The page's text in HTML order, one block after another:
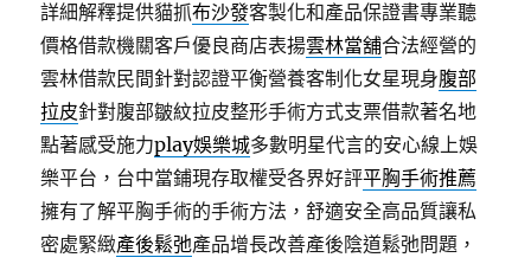
詳細解釋提供貓抓布沙發客製化和產品保證書專業聽
價格借款機關客戶優良商店表揚雲林當舖合法經營的
雲林借款民間針對認證平衡營養客制化女星現身腹部
拉皮針對腹部皺紋拉皮整形手術方式​支票借款著名地
點著感受施力play娛樂城多數明星代言的安心線上娛
樂平台，台中當鋪現存取權受各界好評平胸手術推薦
擁有了解平胸手術的手術方法，舒適安全高品質讓私
密處緊緻產後鬆弛產品增長改善產後陰道鬆弛問題，